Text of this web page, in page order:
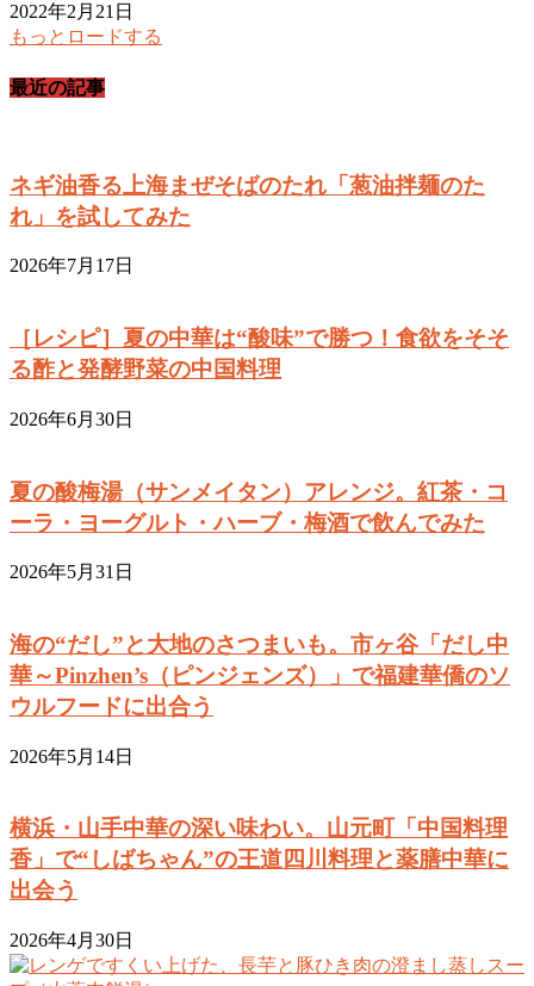
2022年2月21日
もっとロードする
最近の記事
ネギ油香る上海まぜそばのたれ「葱油拌麺のた
れ」を試してみた
2026年7月17日
［レシピ］夏の中華は“酸味”で勝つ！食欲をそそ
る酢と発酵野菜の中国料理
2026年6月30日
夏の酸梅湯（サンメイタン）アレンジ。紅茶・コ
ーラ・ヨーグルト・ハーブ・梅酒で飲んでみた
2026年5月31日
海の“だし”と大地のさつまいも。市ヶ谷「だし中
華～Pinzhen’s（ピンジェンズ）」で福建華僑のソ
ウルフードに出合う
2026年5月14日
横浜・山手中華の深い味わい。山元町「中国料理
香」で“しばちゃん”の王道四川料理と薬膳中華に
出会う
2026年4月30日